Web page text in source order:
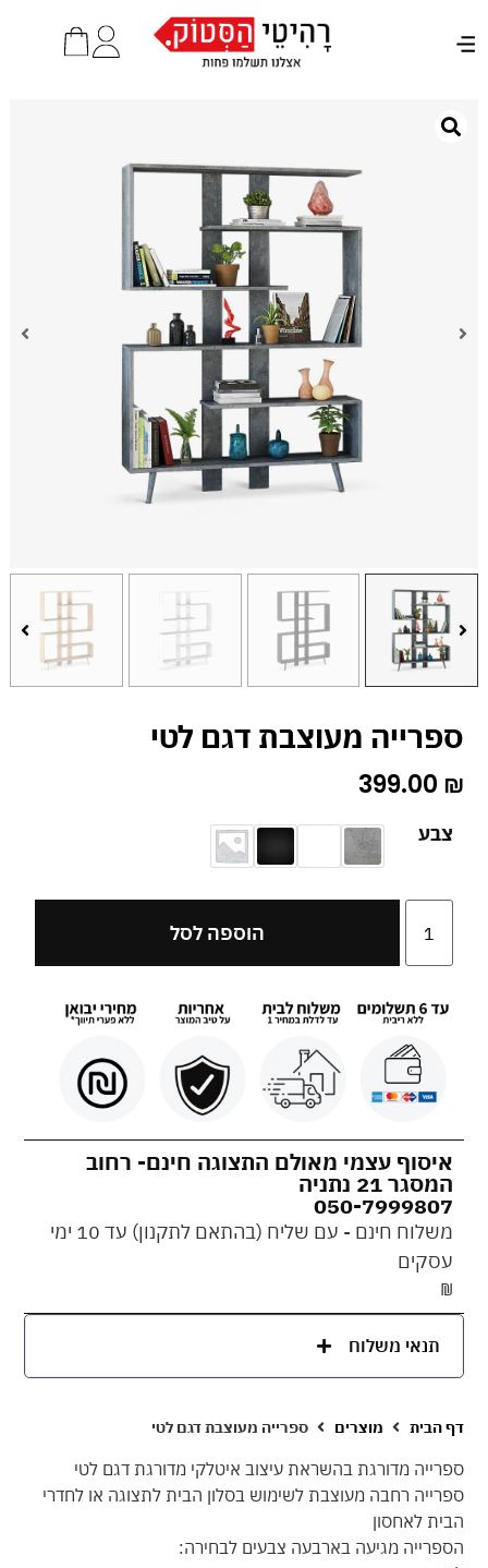
ספרייה מעוצבת דגם לטי
399.00 ₪
צבע
הוספה לסל
איסוף עצמי מאולם התצוגה חינם- רחוב
המסגר 21 נתניה
050-7999807
משלוח חינם - עם שליח (בהתאם לתקנון) עד 10 ימי
עסקים
₪
תנאי משלוח
דף הבית מוצרים ספרייה מעוצבת דגם לטי
ספרייה מדורגת בהשראת עיצוב איטלקי מדורגת דגם לטי
ספרייה רחבה מעוצבת לשימוש בסלון הבית לתצוגה או לחדרי
הבית לאחסון
הספרייה מגיעה בארבעה צבעים לבחירה: